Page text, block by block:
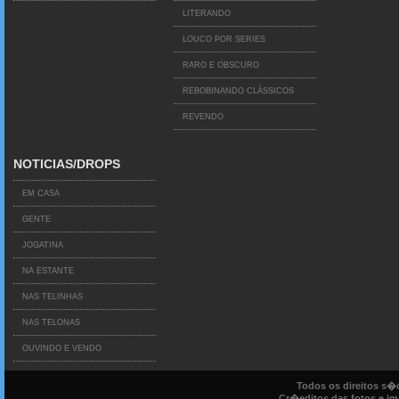
LITERANDO
LOUCO POR SERIES
RARO E OBSCURO
REBOBINANDO CLÁSSICOS
REVENDO
NOTICIAS/DROPS
EM CASA
GENTE
JOGATINA
NA ESTANTE
NAS TELINHAS
NAS TELONAS
OUVINDO E VENDO
Todos os direitos